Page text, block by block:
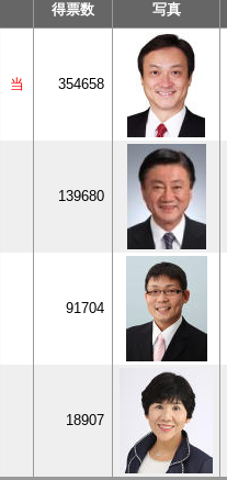
得票数
写真
当 354658
139680
91704
18907